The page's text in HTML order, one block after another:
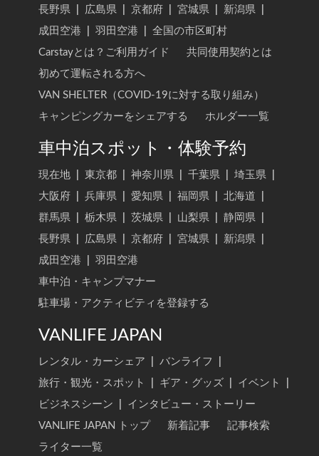
長野県
広島県 京都府 宮城県 新潟県
成田空港
羽田空港
全国の市区町村
Carstayとは？ご利用ガイド
共同使用契約とは
初めて運転される方へ
VAN SHELTER（COVID-19に対する取り組み）
キャンピングカーをシェアする
ホルダー一覧
車中泊スポット・体験予約
現在地 東京都 神奈川県 千葉県 埼玉県
大阪府
兵庫県 愛知県 福岡県 北海道
群馬県
栃木県 茨城県 山梨県 静岡県
長野県
広島県 京都府 宮城県 新潟県
成田空港
羽田空港
車中泊・キャンプマナー
駐車場・アクティビティを登録する
VANLIFE JAPAN
レンタル・カーシェア バンライフ
旅行・観光・スポット
ギア・グッズ イベント
ビジネスシーン
インタビュー・ストーリー
VANLIFE JAPAN トップ
新着記事
記事検索
ライター一覧